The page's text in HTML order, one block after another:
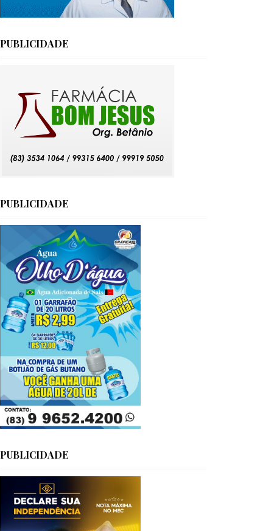
PUBLICIDADE
PUBLICIDADE
PUBLICIDADE